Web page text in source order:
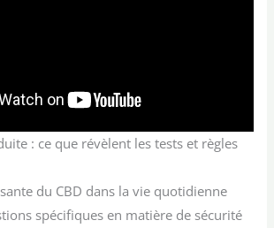
: ce que révèlent les tests et règles
du CBD dans la vie quotidienne
spécifiques en matière de sécurité